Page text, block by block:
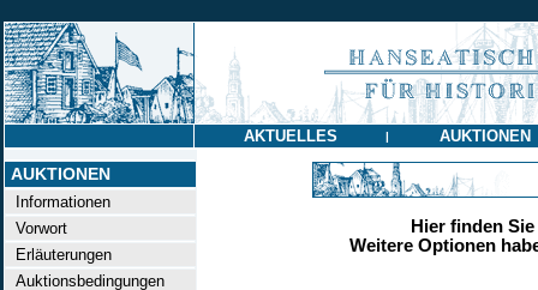
AKTUELLES | AUKTIONEN
AUKTIONEN
Informationen
Vorwort
Erläuterungen
Auktionsbedingungen
Hier finden
Weitere Optionen